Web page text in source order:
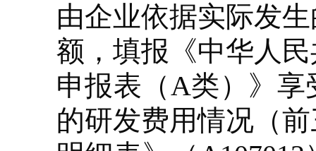
由企业依据实际发
额，填报《中华人
申报表（A类）》
的研发费用情况（